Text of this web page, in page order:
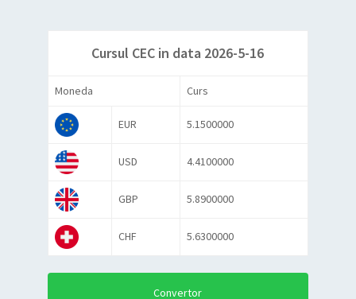
Cursul CEC in data 2026-5-16
Moneda Curs
EUR 5.1500000
USD 4.4100000
GBP 5.8900000
CHF 5.6300000
Convertor